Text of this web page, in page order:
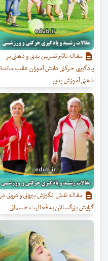
مقاله تاثیر تمرین بدنی و ذهنی بر
یادگیری حرکتی دانش آموزان عقب ماندة
ذهنی آموزش پذیر
مقاله نقش انگیزش بیرونی و درونی در
گرایش بزرگسالان به فعالیت جسمانی